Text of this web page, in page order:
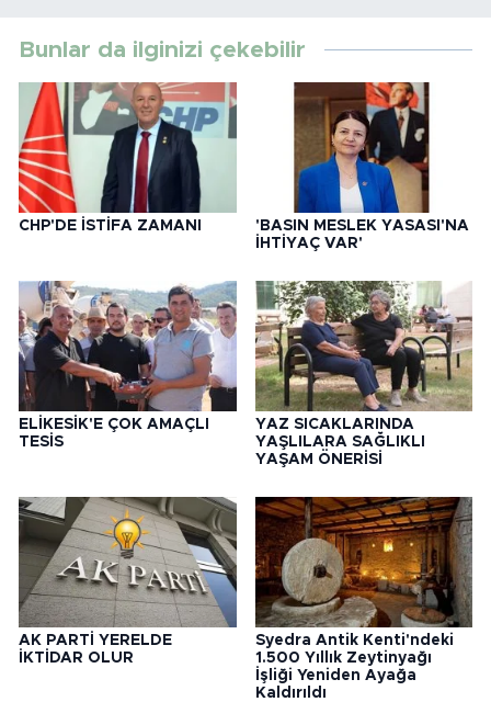
Bunlar da ilginizi çekebilir
CHP'DE İSTİFA ZAMANI
'BASIN MESLEK YASASI'NA
İHTİYAÇ VAR'
ELİKESİK'E ÇOK AMAÇLI
TESİS
YAZ SICAKLARINDA
YAŞLILARA SAĞLIKLI
YAŞAM ÖNERİSİ
AK PARTİ YERELDE
İKTİDAR OLUR
Syedra Antik Kenti'ndeki
1.500 Yıllık Zeytinyağı
İşliği Yeniden Ayağa
Kaldırıldı